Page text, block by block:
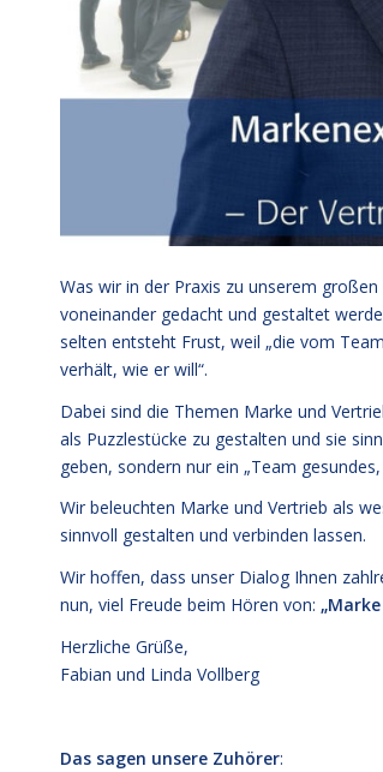
Was wir in der Praxis zu unserem
voneinander gedacht und gestaltet
selten entsteht Frust, weil „die vom
verhält, wie er will“.
Dabei sind die Themen Marke und
als Puzzlestücke zu gestalten und sie
geben, sondern nur ein „Team
Wir beleuchten Marke und Vertrieb als
sinnvoll gestalten und verbinden lassen.
Wir hoffen, dass unser Dialog Ihnen
nun, viel Freude beim Hören von:
Herzliche Grüße,
Fabian und Linda Vollberg
Das sagen unsere Zuhörer: